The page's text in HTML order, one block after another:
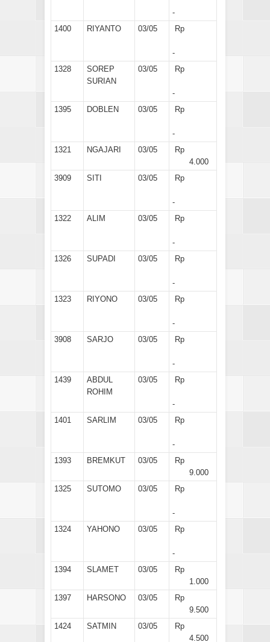
-
1400
RIYANTO 03/05 Rp
-
1328
SOREP
SURIAN
03/05 Rp
-
1395
DOBLEN 03/05 Rp
-
1321
NGAJARI 03/05
Rp
4.000
3909
SITI 03/05 Rp
-
1322
ALIM 03/05 Rp
-
1326
SUPADI 03/05 Rp
-
1323
RIYONO 03/05 Rp
-
3908
SARJO 03/05 Rp
-
1439
ABDUL
ROHIM
03/05 Rp
-
1401
SARLIM 03/05 Rp
-
1393
BREMKUT 03/05
Rp
9.000
1325
SUTOMO 03/05 Rp
-
1324
YAHONO 03/05 Rp
-
1394
SLAMET 03/05
Rp
1.000
1397
HARSONO 03/05
Rp
9.500
1424
SATMIN 03/05
Rp
4.500